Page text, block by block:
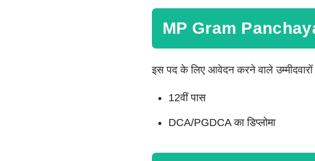
MP Gram
इस पद के लिए आवेदन करने वाले उम्मीदवारों
12वीं पास
DCA/PGDCA का डिप्लोमा